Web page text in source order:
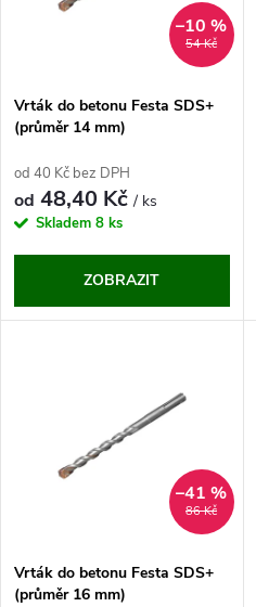
p
r
o
u
s
p
r
o
d
54 Kč
–10 %
Vrták do betonu Festa SDS+
(průměr 14 mm)
od 40 Kč bez DPH
od 48,40 Kč/ ks
Skladem 8 ks
ZOBRAZIT
86 Kč
–41 %
Vrták do betonu Festa SDS+
(průměr 16 mm)